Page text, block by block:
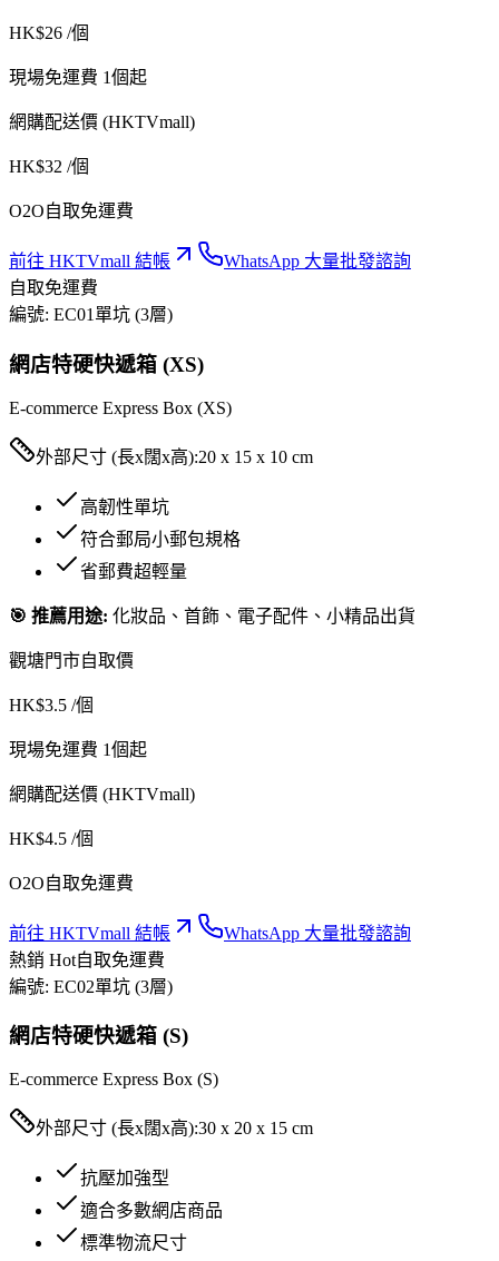
HK$26 /個
現場免運費 1個起
網購配送價 (HKTVmall)
HK$32 /個
O2O自取免運費
前往 HKTVmall 結帳
WhatsApp 大量批發諮詢
自取免運費
編號: EC01 單坑 (3層)
網店特硬快遞箱 (XS)
E-commerce Express Box (XS)
外部尺寸 (長x闊x高):20 x 15 x 10 cm
高韌性單坑
符合郵局小郵包規格
省郵費超輕量
🎯 推薦用途: 化妝品、首飾、電子配件、小精品出貨
觀塘門市自取價
HK$3.5 /個
現場免運費 1個起
網購配送價 (HKTVmall)
HK$4.5 /個
O2O自取免運費
前往 HKTVmall 結帳
WhatsApp 大量批發諮詢
熱銷 Hot自取免運費
編號: EC02單坑 (3層)
網店特硬快遞箱 (S)
E-commerce Express Box (S)
外部尺寸 (長x闊x高):30 x 20 x 15 cm
抗壓加強型
適合多數網店商品
標準物流尺寸